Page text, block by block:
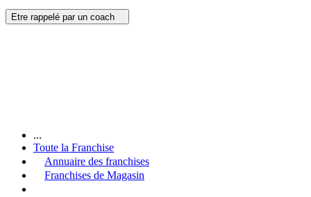
Etre rappelé par un coach
...
Toute la Franchise
Annuaire des franchises
Franchises de Magasin